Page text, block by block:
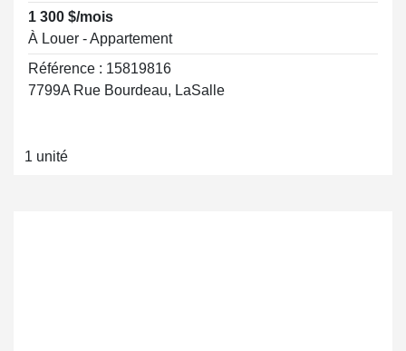
1 300 $/mois
À Louer - Appartement
Référence : 15819816
7799A Rue Bourdeau, LaSalle
1 unité